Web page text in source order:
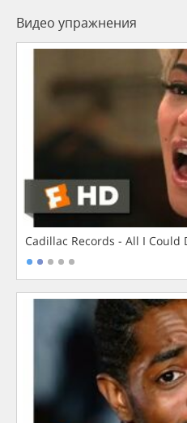
Видео упражнения
Cadillac Records - All I Could